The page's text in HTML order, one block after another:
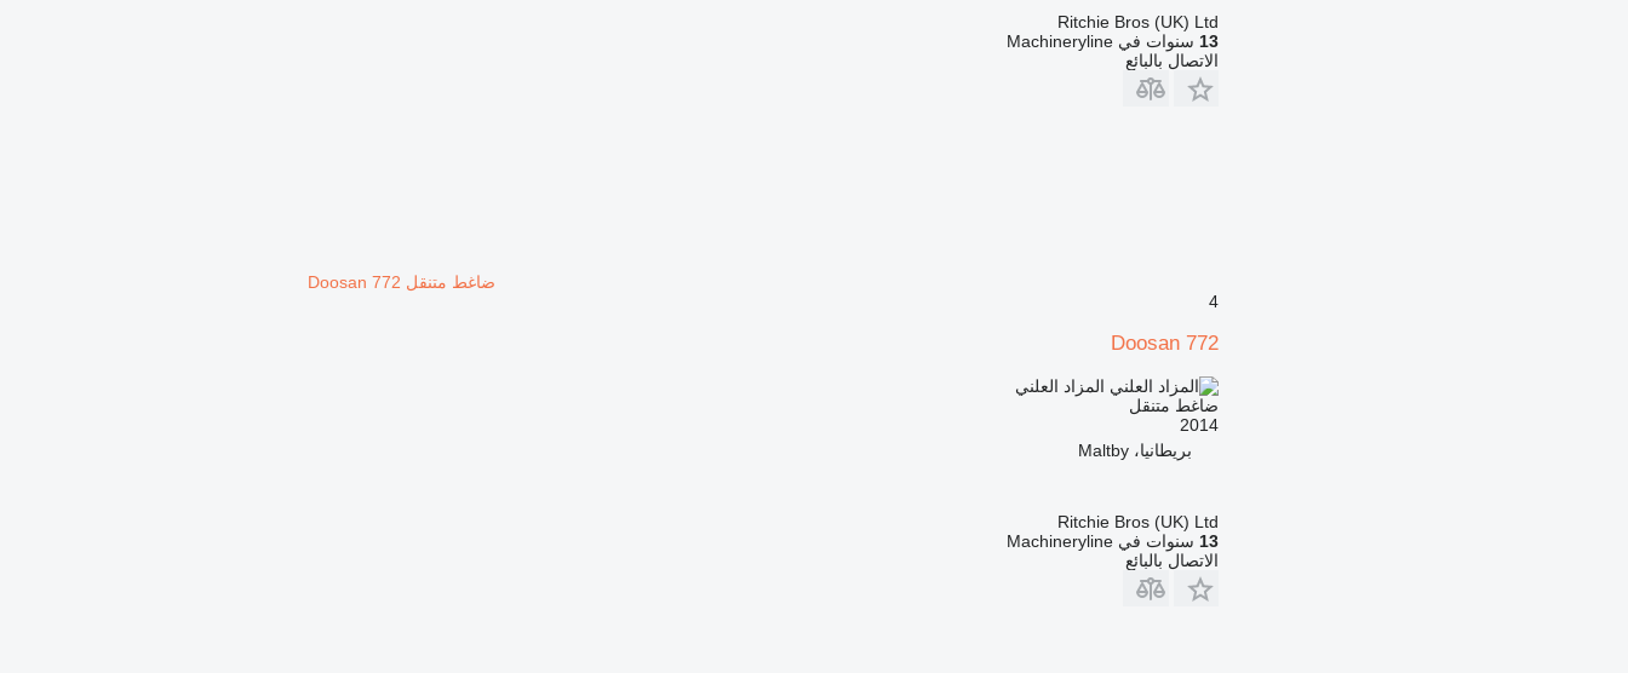
Ritchie Bros (UK) Ltd
13 سنوات في Machineryline
الاتصال بالبائع
ضاغط متنقل Doosan 772
4
Doosan 772
المزاد العلني
ضاغط متنقل
2014
بريطانيا، Maltby
Ritchie Bros (UK) Ltd
13 سنوات في Machineryline
الاتصال بالبائع